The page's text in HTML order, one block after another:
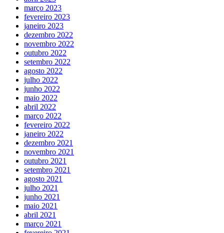
março 2023
fevereiro 2023
janeiro 2023
dezembro 2022
novembro 2022
outubro 2022
setembro 2022
agosto 2022
julho 2022
junho 2022
maio 2022
abril 2022
março 2022
fevereiro 2022
janeiro 2022
dezembro 2021
novembro 2021
outubro 2021
setembro 2021
agosto 2021
julho 2021
junho 2021
maio 2021
abril 2021
março 2021